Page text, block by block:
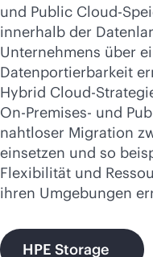
und Public Cloud-
innerhalb der
Unternehmens über
Datenportierbarkeit
Hybrid Cloud-
On-Premises- und
nahtloser Migration
einsetzen und so
Flexibilität und
ihren Umgebungen
HPE Storage